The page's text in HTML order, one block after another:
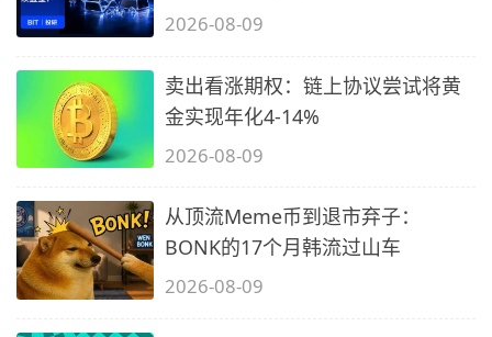
2026-08-09
卖出看涨期权：链上协议尝试将黄
金实现年化4-14%
2026-08-09
从顶流Meme币到退市弃子：
BONK的17个月韩流过山车
2026-08-09